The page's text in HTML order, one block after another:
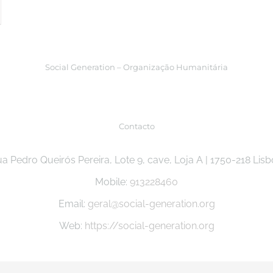
Social Generation – Organização Humanitária
Contacto
Pedro Queirós Pereira, Lote 9, cave, Loja A | 1750-218
Mobile: 913228460
Email: geral@social-generation.org
Web: https://social-generation.org